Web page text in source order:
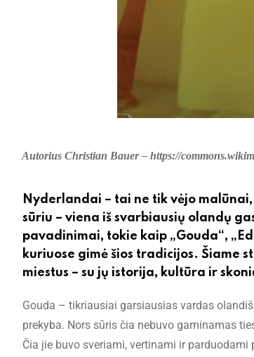
Autorius Christian Bauer – https://
Nyderlandai – tai ne tik vėjo
sūriu – viena iš svarbiausių olandų
pavadinimai, tokie kaip „Gouda“,
kuriuose gimė šios tradicijos. Šiame
miestus – su jų istorija, kultūra ir
Gouda – tikriausiai garsiausias vardas
prekyba. Nors sūris čia nebuvo gaminamas
Čia jie buvo sveriami, vertinami ir